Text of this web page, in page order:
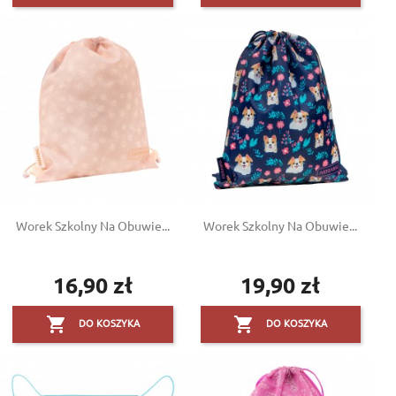
Worek Szkolny Na Obuwie...
Cena
16,90 zł
 DO KOSZYKA
Worek Szkolny Na Obuwie...
Cena
19,90 zł
 DO KOSZYKA